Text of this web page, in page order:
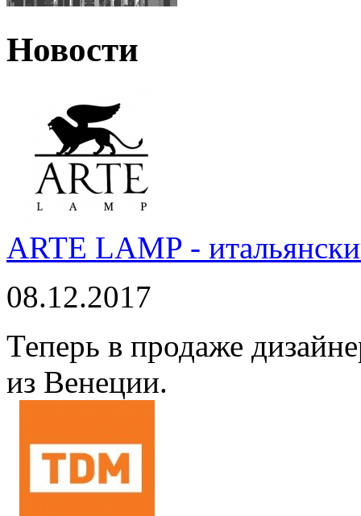
Новости
ARTE LAMP -
08.12.2017
Теперь в продаже
из Венеции.